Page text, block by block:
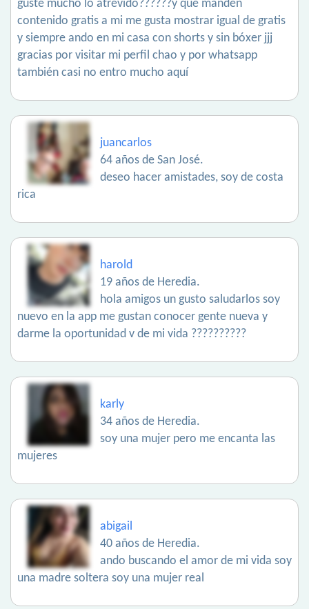
guste mucho lo atrevido??????y que manden
contenido gratis a mi me gusta mostrar igual de gratis
y siempre ando en mi casa con shorts y sin bóxer jjj
gracias por visitar mi perfil chao y por whatsapp
también casi no entro mucho aquí
juancarlos
64 años de San José.
deseo hacer amistades, soy de costa
rica
harold
19 años de Heredia.
hola amigos un gusto saludarlos soy
nuevo en la app me gustan conocer gente nueva y
darme la oportunidad v de mi vida ??????????
karly
34 años de Heredia.
soy una mujer pero me encanta las
mujeres
abigail
40 años de Heredia.
ando buscando el amor de mi vida soy
una madre soltera soy una mujer real